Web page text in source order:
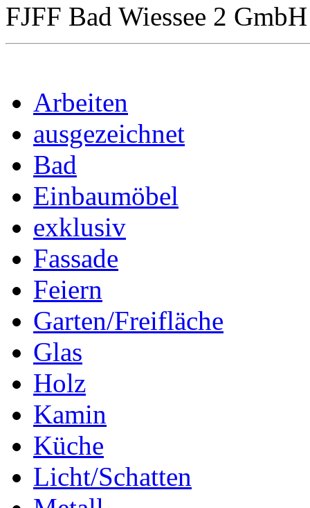
FJFF Bad Wiessee 2 GmbH
Arbeiten
ausgezeichnet
Bad
Einbaumöbel
exklusiv
Fassade
Feiern
Garten/Freifläche
Glas
Holz
Kamin
Küche
Licht/Schatten